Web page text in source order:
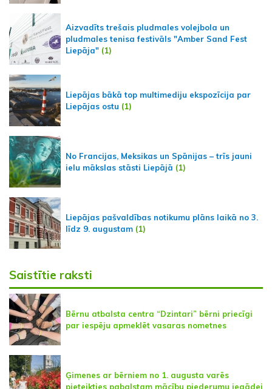
Aizvadīts trešais pludmales volejbola un
pludmales tenisa festivāls "Amber Sand Fest
Liepāja" (1)
Liepājas bākā top multimediju ekspozīcija par
Liepājas ostu (1)
No Francijas, Meksikas un Spānijas – trīs jauni
ielu mākslas stāsti Liepājā (1)
Liepājas pašvaldības notikumu plāns laikā no 3.
līdz 9. augustam (1)
Saistītie raksti
Bērnu atbalsta centra “Dzintari” bērni priecīgi
par iespēju apmeklēt vasaras nometnes
Ģimenes ar bērniem no 1. augusta varēs
pieteikties pabalstam mācību piederumu iegādei